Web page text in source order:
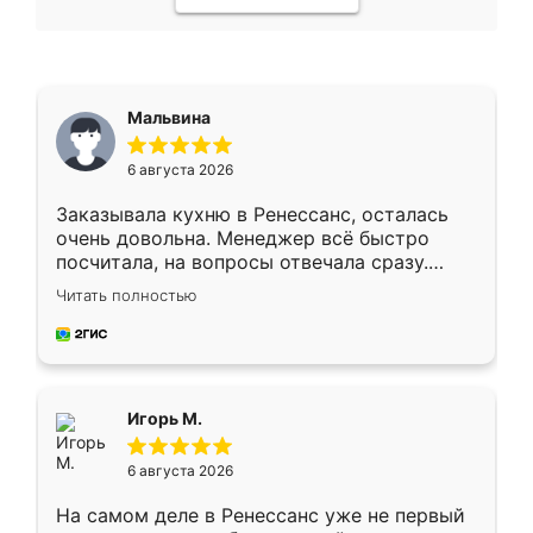
Мальвина
6 августа 2026
Заказывала кухню в Ренессанс, осталась
очень довольна. Менеджер всё быстро
посчитала, на вопросы отвечала сразу.
Замерщик приехал в субботу, подошёл к
делу со всей ответственностью. Собрали
за день, ребята работали аккуратно, даже
Читать полностью
Игорь М.
6 августа 2026
На самом деле в Ренессанс уже не первый